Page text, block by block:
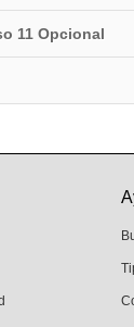
11 Opcional